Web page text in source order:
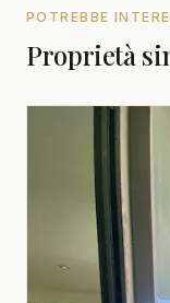
POTREBBE
Proprietà